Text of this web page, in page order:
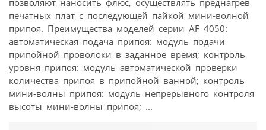
печатных плат с последующей пайкой мини-волной
припоя. Преимущества моделей серии AF 4050:
автоматическая подача припоя: модуль подачи
припойной проволоки в заданное время; контроль
уровня припоя: модуль автоматической проверки
количества припоя в припойной ванной; контроль
мини-волны припоя: модуль непрерывного контроля
высоты мини-волны припоя; ...